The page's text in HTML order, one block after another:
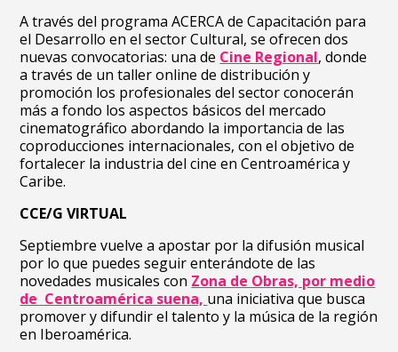
A través del programa ACERCA de Capacitación para
el Desarrollo en el sector Cultural, se ofrecen dos
nuevas convocatorias: una de Cine Regional, donde
a través de un taller online de distribución y
promoción los profesionales del sector conocerán
más a fondo los aspectos básicos del mercado
cinematográfico abordando la importancia de las
coproducciones internacionales, con el objetivo de
fortalecer la industria del cine en Centroamérica y
Caribe.
CCE/G VIRTUAL
Septiembre vuelve a apostar por la difusión musical
por lo que puedes seguir enterándote de las
novedades musicales con Zona de Obras, por medio
de Centroamérica suena, una iniciativa que busca
promover y difundir el talento y la música de la región
en Iberoamérica.